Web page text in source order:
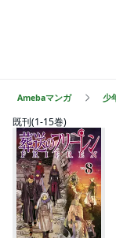
Amebaマンガ 少
既刊(1-15巻)